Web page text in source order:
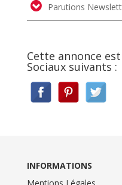
Parutions
Cette annonce
Sociaux suivants :
INFORMATIONS